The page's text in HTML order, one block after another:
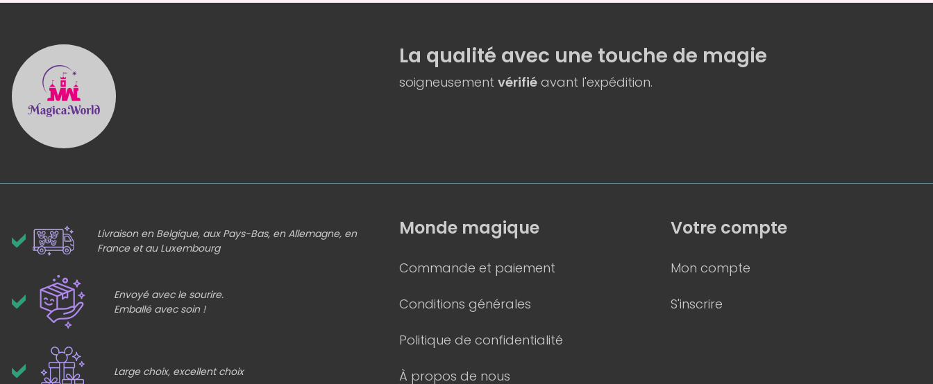
La qualité avec une touche de magie
soigneusementvérifié avant l'expédition.
Livraison en Belgique, aux Pays-Bas, en Allemagne, en
France et au Luxembourg
Envoyé avec le sourire.
Emballé avec soin !
Large choix, excellent choix
Monde magique
Commande et paiement
Conditions générales
Politique de confidentialité
À propos de nous
Votre compte
Mon compte
S'inscrire